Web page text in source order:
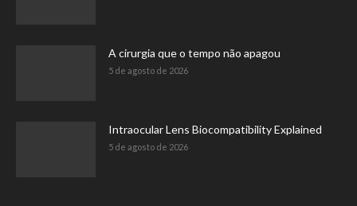
A cirurgia que o tempo não apagou
5 de agosto de 2026
Intraocular Lens Biocompatibility Explained
5 de agosto de 2026